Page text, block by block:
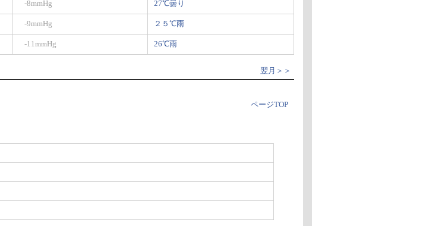
-8mmHg 27℃曇り
-9mmHg ２５℃雨
-11mmHg 26℃雨
翌月＞＞
ページTOP